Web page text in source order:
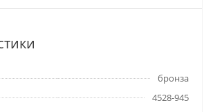
бронза
4528-945